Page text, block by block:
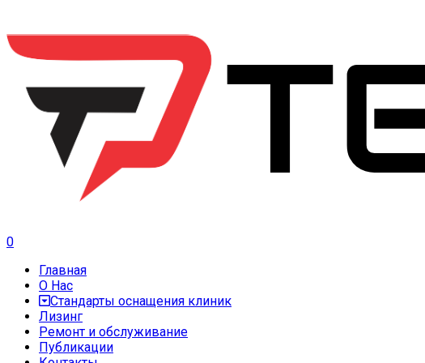
0
Главная
О Нас
Стандарты оснащения клиник
Лизинг
Ремонт и обслуживание
Публикации